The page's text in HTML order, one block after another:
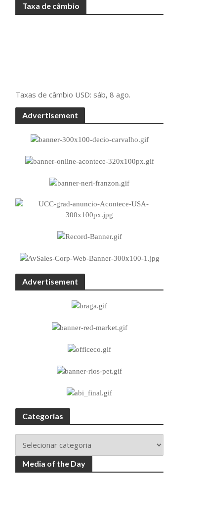
Taxa de câmbio
Taxas de câmbio USD: sáb, 8 ago.
Advertisement
Advertisement
Categorias
Media of the Day